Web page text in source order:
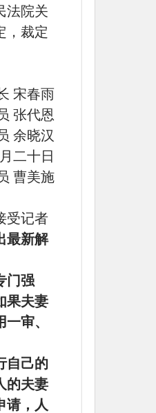
法院关
，裁定
宋春雨
张代恩
余晓汉
二十日
曹美施
受记者
最新解
门强
果夫妻
审、
自己的
的夫妻
请，人